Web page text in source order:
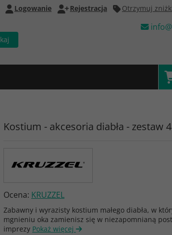
Logowanie Rejestracja Otrzymuj
Kostium - akcesoria diabła - zestaw
Ocena: KRUZZEL
Zabawny i wyrazisty kostium małego diabła, w
mgnieniu oka zamienisz się w niezapomnianą
imprezy Pokaż więcej